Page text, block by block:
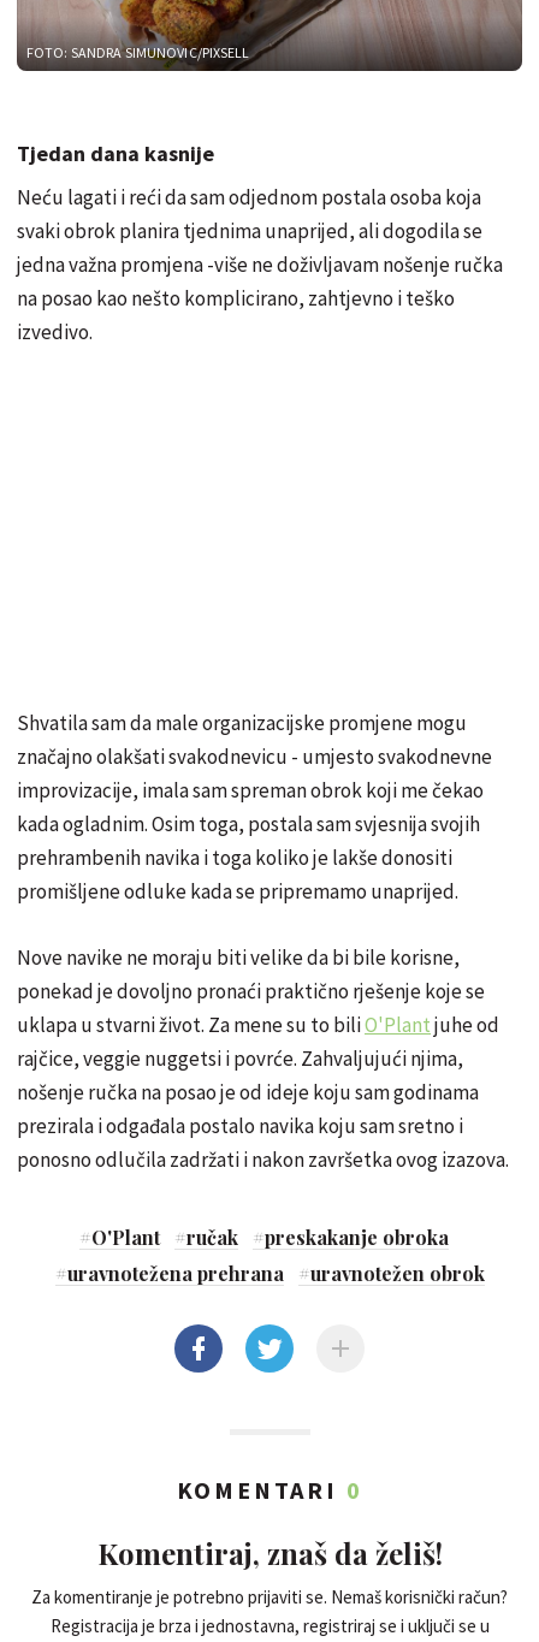
FOTO: SANDRA SIMUNOVIC/PIXSELL
Tjedan dana kasnije
Neću lagati i reći da sam odjednom postala osoba koja
svaki obrok planira tjednima unaprijed, ali dogodila se
jedna važna promjena -više ne doživljavam nošenje ručka
na posao kao nešto komplicirano, zahtjevno i teško
izvedivo.
Shvatila sam da male organizacijske promjene mogu
značajno olakšati svakodnevicu - umjesto svakodnevne
improvizacije, imala sam spreman obrok koji me čekao
kada ogladnim. Osim toga, postala sam svjesnija svojih
prehrambenih navika i toga koliko je lakše donositi
promišljene odluke kada se pripremamo unaprijed.
Nove navike ne moraju biti velike da bi bile korisne,
ponekad je dovoljno pronaći praktično rješenje koje se
uklapa u stvarni život. Za mene su to biliO'Plantjuhe od
rajčice, veggie nuggetsi i povrće. Zahvaljujući njima,
nošenje ručka na posao je od ideje koju sam godinama
prezirala i odgađala postalo navika koju sam sretno i
ponosno odlučila zadržati i nakon završetka ovog izazova.
#O'Plant #ručak #preskakanje obroka
#uravnotežena prehrana #uravnotežen obrok
KOMENTARI 0
Komentiraj, znaš da želiš!
Za komentiranje je potrebno prijaviti se. Nemaš korisnički račun?
Registracija je brza i jednostavna, registriraj se i uključi se u